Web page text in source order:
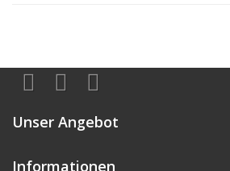
Unser Angebot
Informationen